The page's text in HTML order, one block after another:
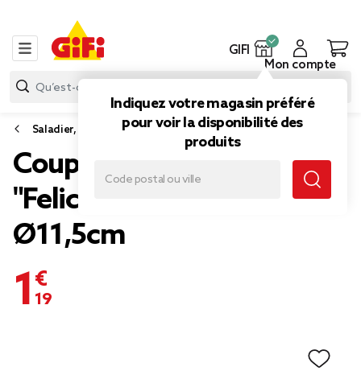
GIFI
Indiquez votre magasin préféré
pour voir la disponibilité des
produits
Mon compte
Saladier, plat et coupelle
Coupelle porcelaine
"Felicita" blanche et bleue
Ø11,5cm
1,19 €